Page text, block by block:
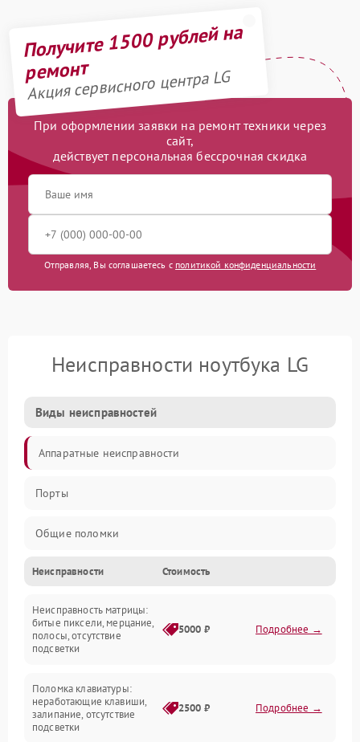
Получите 1500 рублей на
ремонт
Акция сервисного центра LG
При оформлении заявки на ремонт техники через
сайт,
действует персональная бессрочная скидка
Отправляя, Вы соглашаетесь с политикой конфиденциальности
Неисправности ноутбука LG
Виды неисправностей
Аппаратные неисправности
Порты
Общие поломки
Устройства
Программные ошибки
Электрические и системные сбои
Интерфейсные проблемы
Батарея
Неисправности Стоимость
Неисправность матрицы:
битые пиксели, мерцание,
полосы, отсутствие
подсветки
5000 ₽ Подробнее →
Поломка клавиатуры:
неработающие клавиши,
залипание, отсутствие
подсветки
2500 ₽ Подробнее →